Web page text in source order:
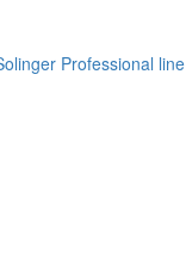
Professional line